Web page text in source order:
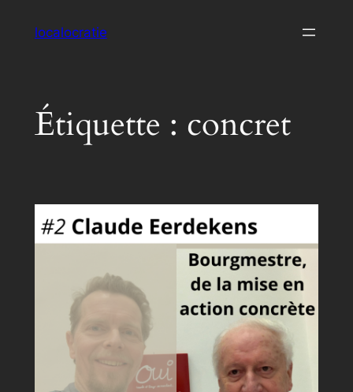
localocratie
Étiquette : concret